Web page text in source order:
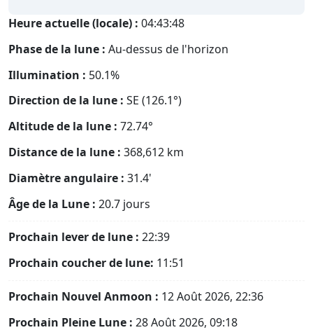
Heure actuelle (locale) : 04:43:49
Phase de la lune : Au-dessus de l'horizon
Illumination : 50.1%
Direction de la lune : SE (126.1°)
Altitude de la lune : 72.74°
Distance de la lune : 368,612 km
Diamètre angulaire : 31.4'
Âge de la Lune : 20.7 jours
Prochain lever de lune : 22:39
Prochain coucher de lune: 11:51
Prochain Nouvel Anmoon : 12 Août 2026, 22:36
Prochain Pleine Lune : 28 Août 2026, 09:18